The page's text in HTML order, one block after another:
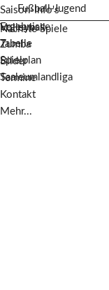
Fußball-Jugend
Nächste Spiele
Saison-Info's
Ergebnisse
Tabelle
Spielplan
Saaleumlandliga
Volleyball
Zumba
Bilder
Termine
Kontakt
Mehr...